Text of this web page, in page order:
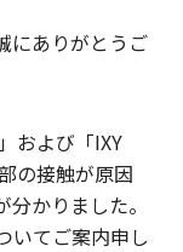
にありがとうご
および「IXY
の接触が原因
かりました。
いてご案内申し